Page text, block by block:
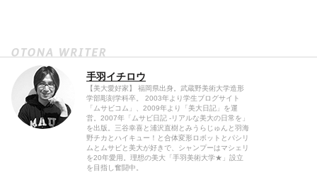
手羽イチロウ
【美大愛好家】 福岡県出身。武蔵野美術大学造形
学部彫刻学科卒。 2003年より学生ブログサイト
「ムサビコム」、2009年より「美大日記」を運
営。2007年「ムサビ日記 -リアルな美大の日常を」
を出版。三谷幸喜と浦沢直樹とみうらじゅんと羽海
野チカとハイキュー！と合体変形ロボットとパシリ
ムとムサビと美大が好きで、シャンプーはマシェリ
を20年愛用。理想の美大「手羽美術大学★」設立
を目指し奮闘中。